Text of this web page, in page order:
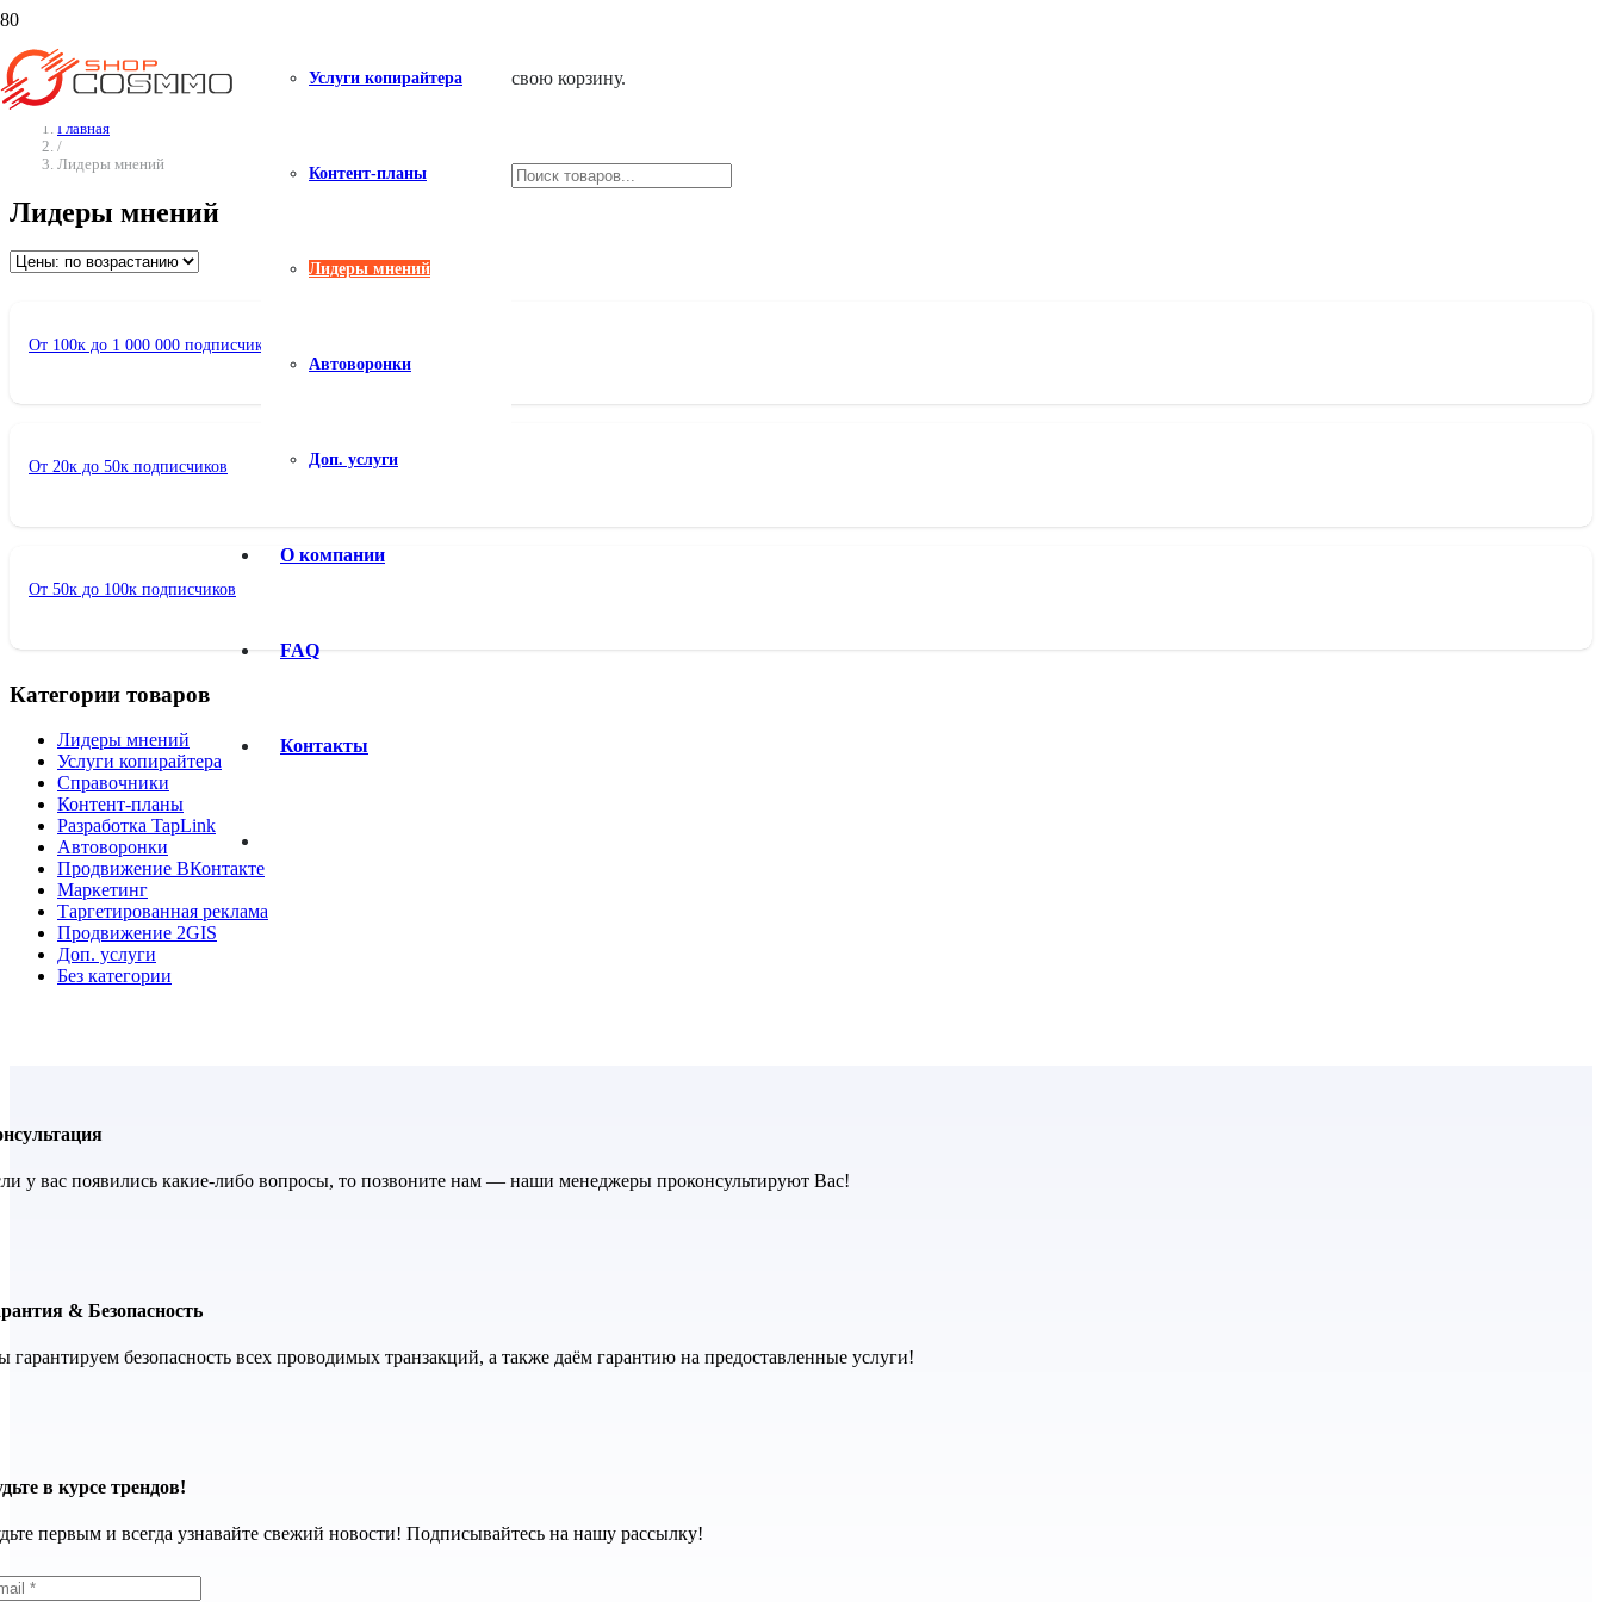
Услуги копирайтера
Контент-планы
Лидеры мнений
Автоворонки
Доп. услуги
О компании
FAQ
Контакты
свою корзину.
Главная
/
Лидеры мнений
Лидеры мнений
От 100к до 1 000 000 подписчиков
От 20к до 50к подписчиков
От 50к до 100к подписчиков
Категории товаров
Лидеры мнений
Услуги копирайтера
Справочники
Контент-планы
Разработка TapLink
Автоворонки
Продвижение ВКонтакте
Маркетинг
Таргетированная реклама
Продвижение 2GIS
Доп. услуги
Без категории
у вас появились какие-либо вопросы, то позвоните нам — наши менеджеры проконсультируют Вас!
& Безопасность
гарантируем безопасность всех проводимых транзакций, а также даём гарантию на предоставленные услуги!
в курсе трендов!
первым и всегда узнавайте свежий новости! Подписывайтесь на нашу рассылку!